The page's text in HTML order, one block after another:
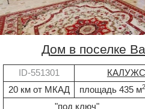
дом в поселке
ID-551301
20 км от МКАД
площадь 435 м2
"под ключ"